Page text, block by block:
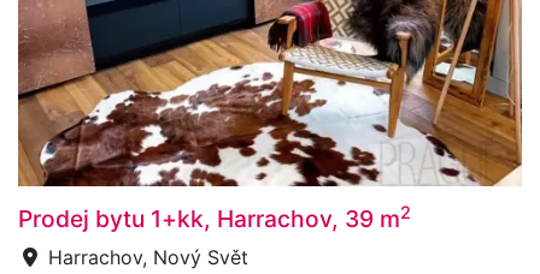
Prodej bytu 1+kk, Harrachov, 39 m2
Harrachov, Nový Svět